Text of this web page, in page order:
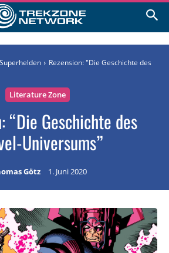
Superhelden
Rezension: "Die Geschichte des
Literature Zone
“Die Geschichte des
Universums”
Götz 1. Juni 2020